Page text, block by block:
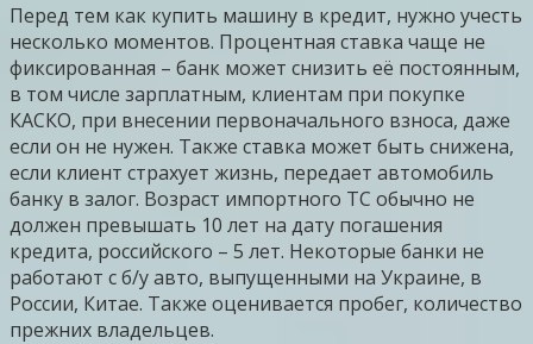
Перед тем как купить машину в кредит, нужно учесть
несколько моментов. Процентная ставка чаще не
фиксированная – банк может снизить её постоянным,
в том числе зарплатным, клиентам при покупке
КАСКО, при внесении первоначального взноса, даже
если он не нужен. Также ставка может быть снижена,
если клиент страхует жизнь, передает автомобиль
банку в залог. Возраст импортного ТС обычно не
должен превышать 10 лет на дату погашения
кредита, российского – 5 лет. Некоторые банки не
работают с б/у авто, выпущенными на Украине, в
России, Китае. Также оценивается пробег, количество
прежних владельцев.